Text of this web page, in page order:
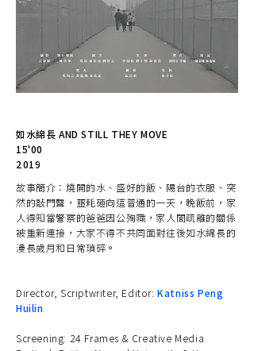
如水綿長 AND STILL THEY MOVE
15'00
2019
故事簡介：燒開的水、盛好的飯、陽台的衣服、突
然的敲門聲，噩耗砸向這普通的一天，晚飯前，家
人得知當警察的爸爸因公殉職，家人間疏離的關係
被重新連接，大家不得不共同面對往後如水綿長的
漫長歲月和日常瑣碎。
Director, Scriptwriter, Editor:Katniss Peng
Huilin
Screening: 24 Frames & Creative Media